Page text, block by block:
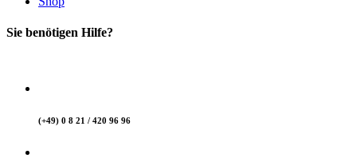
Sie benötigen Hilfe?
(+49) 0 8 21 / 420 96 96